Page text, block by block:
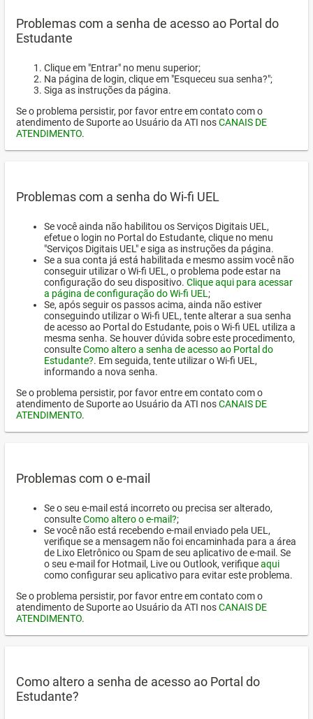
Problemas com a senha de acesso ao Portal do
Estudante
Clique em "Entrar" no menu superior;
Na página de login, clique em "Esqueceu sua senha?";
Siga as instruções da página.
Se o problema persistir, por favor entre em contato com o
atendimento de Suporte ao Usuário da ATI nosCANAIS DE
ATENDIMENTO.
Problemas com a senha do Wi-fi UEL
Se você ainda não habilitou os Serviços Digitais UEL,
efetue o login no Portal do Estudante, clique no menu
"Serviços Digitais UEL" e siga as instruções da página.
Se a sua conta já está habilitada e mesmo assim você não
conseguir utilizar o Wi-fi UEL, o problema pode estar na
configuração do seu dispositivo. Clique aqui para acessar
a página de configuração do Wi-fi UEL ;
Se, após seguir os passos acima, ainda não estiver
conseguindo utilizar o Wi-fi UEL, tente alterar a sua senha
de acesso ao Portal do Estudante, pois o Wi-fi UEL utiliza a
mesma senha. Se houver dúvida sobre este procedimento,
consulteComo altero a senha de acesso ao Portal do
Estudante?. Em seguida, tente utilizar o Wi-fi UEL,
informando a nova senha.
Se o problema persistir, por favor entre em contato com o
atendimento de Suporte ao Usuário da ATI nosCANAIS DE
ATENDIMENTO.
Problemas com o e-mail
Se o seu e-mail está incorreto ou precisa ser alterado,
consulteComo altero o e-mail?;
Se você não está recebendo e-mail enviado pela UEL,
verifique se a mensagem não foi encaminhada para a área
de Lixo Eletrônico ou Spam de seu aplicativo de e-mail. Se
o seu e-mail for Hotmail, Live ou Outlook, verifiqueaqui
como configurar seu aplicativo para evitar este problema.
Se o problema persistir, por favor entre em contato com o
atendimento de Suporte ao Usuário da ATI nosCANAIS DE
ATENDIMENTO.
Como altero a senha de acesso ao Portal do
Estudante?